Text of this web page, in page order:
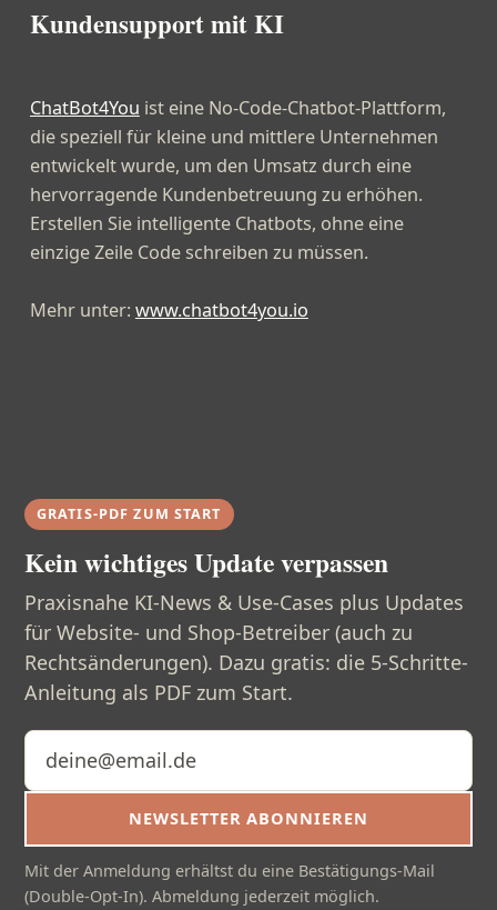
Kundensupport mit KI
ChatBot4You ist eine No-Code-Chatbot-Plattform,
die speziell für kleine und mittlere Unternehmen
entwickelt wurde, um den Umsatz durch eine
hervorragende Kundenbetreuung zu erhöhen.
Erstellen Sie intelligente Chatbots, ohne eine
einzige Zeile Code schreiben zu müssen.
Mehr unter: www.chatbot4you.io
GRATIS-PDF ZUM START
Kein wichtiges Update verpassen
Praxisnahe KI-News & Use-Cases plus Updates
für Website- und Shop-Betreiber (auch zu
Rechtsänderungen). Dazu gratis: die 5-Schritte-
Anleitung als PDF zum Start.
E-Mail-Adresse
NEWSLETTER ABONNIEREN
Mit der Anmeldung erhältst du eine Bestätigungs-Mail
(Double-Opt-In). Abmeldung jederzeit möglich.